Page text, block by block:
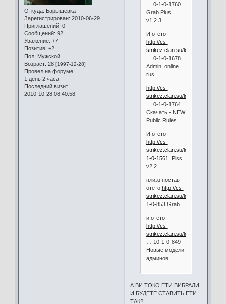
Откуда: Барышевка
Зарегистрирован: 2010-06-29
Приглашений: 0
Сообщений: 92
Уважение: +7
Позитив: +2
Пол: Мужской
Возраст: 28 [1997-12-28]
Провел на форуме:
1 день 2 часа
Последний визит:
2010-10-28 08:40:58
… 0-1-0-1760
Grab Plus
v1.2.3
И отето
http://cs-
strikez.clan.su/load/admin_on
… 0-1-0-1678
Admin_online
rus
http://cs-
strikez.clan.su/load/new_publ
… 0-1-0-1764
Скачать - NEW
Public Rules
И отето
http://cs-
strikez.clan.su/load/piss_v2_2/
1-0-1561
Piss
v2.2
плизз постав
отето http://cs-
strikez.clan.su/load/grab/10-
1-0-853Grab
и отето
http://cs-
strikez.clan.su/load/novye_mo
… 10-1-0-849
Новые модели
админов
А ВИ ТОКО ЕТИ ВИБРАЛИ
И БУДЕТЕ СТАВИТЬ ЕТИ
ТАК?